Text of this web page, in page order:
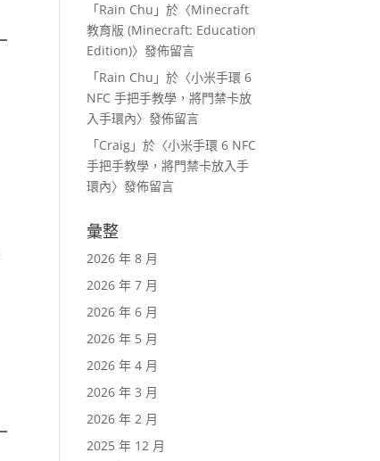
「Rain Chu 」於〈Minecraft
教育版 (Minecraft: Education
Edition)〉發佈留言
「Rain Chu 」於〈小米手環 6
NFC 手把手教學，將門禁卡放
入手環內〉發佈留言
「Craig 」於〈小米手環 6 NFC
手把手教學，將門禁卡放入手
環內〉發佈留言
彙整
2026 年 8 月
2026 年 7 月
2026 年 6 月
2026 年 5 月
2026 年 4 月
2026 年 3 月
2026 年 2 月
2025 年 12 月